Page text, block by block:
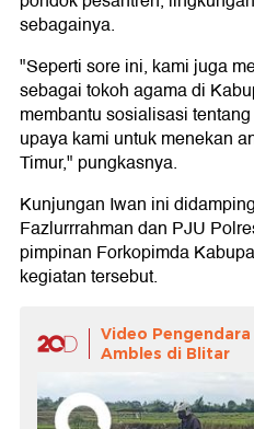
sebagainya.
"Seperti sore ini, kami juga
sebagai tokoh agama di
membantu sosialisasi
upaya kami untuk menekan
Timur," pungkasnya.
Kunjungan Iwan ini
Fazlurrrahman dan PJU
pimpinan Forkopimda
kegiatan tersebut.
Video
Ambles di Blitar